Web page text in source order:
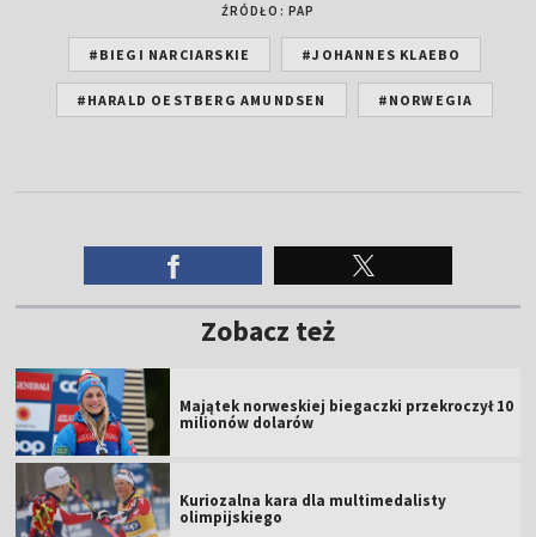
ŹRÓDŁO: PAP
#BIEGI NARCIARSKIE #JOHANNES KLAEBO
#HARALD OESTBERG AMUNDSEN #NORWEGIA
Zobacz też
Majątek norweskiej biegaczki przekroczył 10
milionów dolarów
Kuriozalna kara dla multimedalisty
olimpijskiego